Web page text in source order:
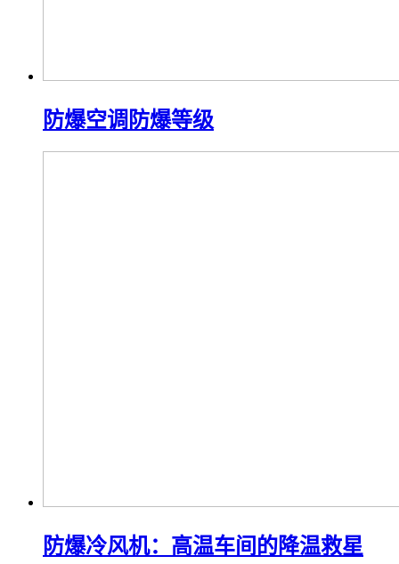
防爆空调防爆等级
防爆冷风机：高温车间的降温救星